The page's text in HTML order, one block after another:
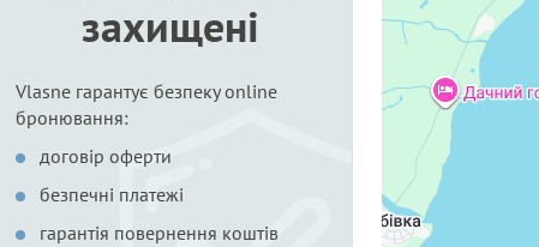
захищені
Vlasne гарантує безпеку online
бронювання:
договір оферти
безпечні платежі
гарантія повернення коштів